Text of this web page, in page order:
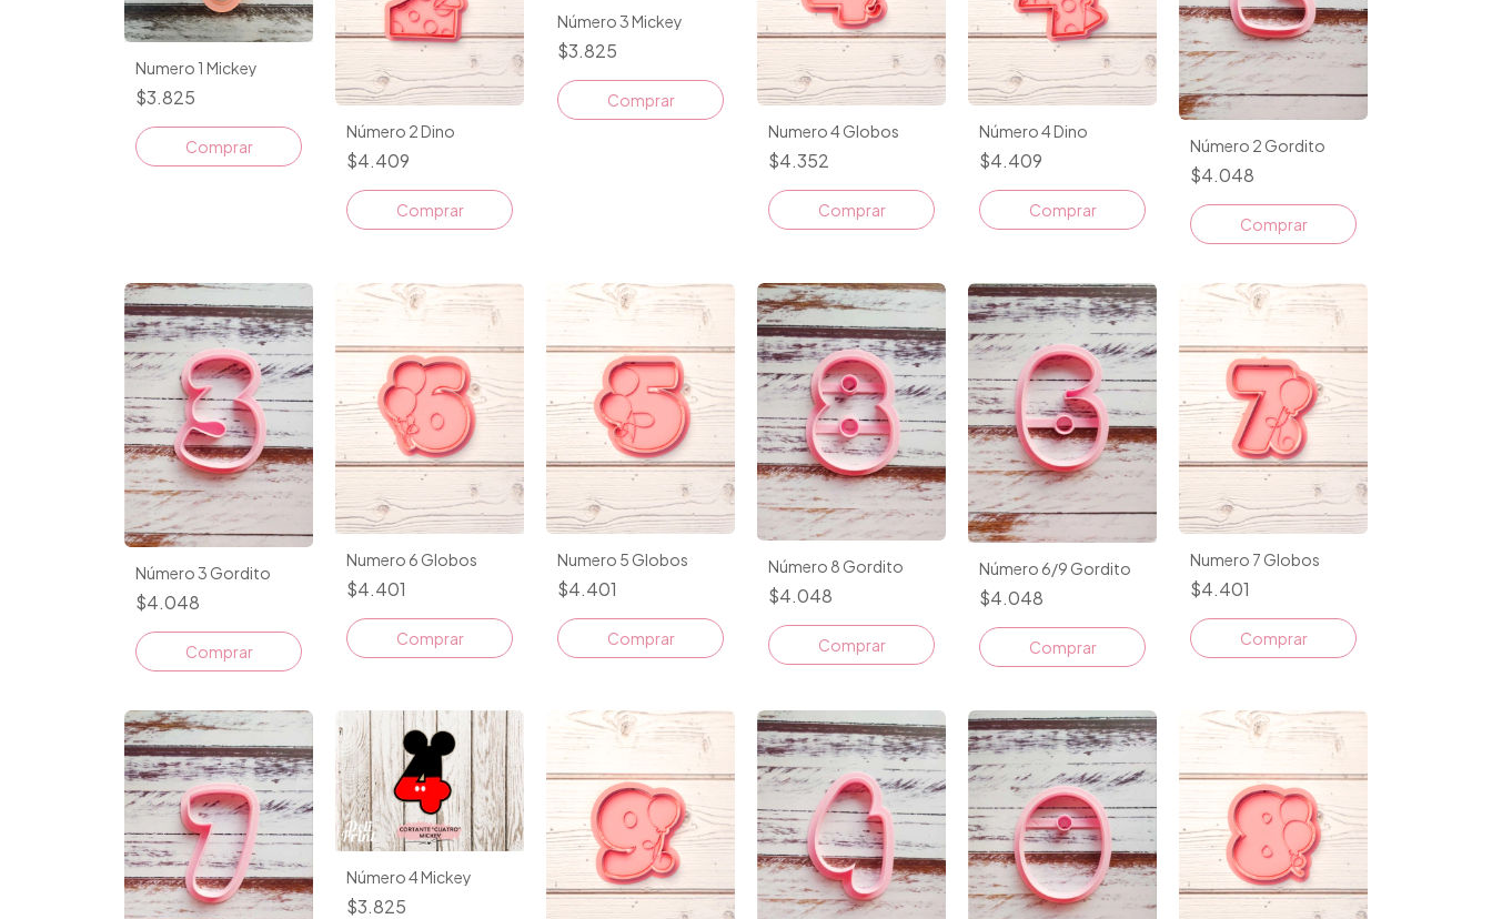
Numero 1 Mickey
$3.825
Número 2 Dino
$4.409
Comprar
Número 3 Mickey
$3.825
Numero 4 Globos
$4.352
Comprar
Número 4 Dino
$4.409
Comprar
Número 2 Gordito
$4.048
Comprar
Número 3 Gordito
$4.048
Comprar
Numero 6 Globos
$4.401
Comprar
Numero 5 Globos
$4.401
Comprar
Número 8 Gordito
$4.048
Comprar
Número 6/9 Gordito
$4.048
Comprar
Numero 7 Globos
$4.401
Comprar
Número 4 Mickey
$3.825